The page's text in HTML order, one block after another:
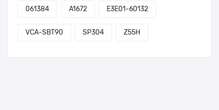
061384 A1672 E3E01-60132
VCA-SBT90 SP304 Z55H